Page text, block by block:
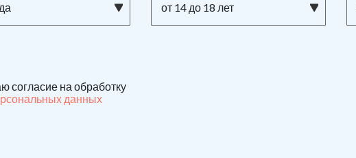
от 14 до 18 лет
согласие на обработку
данных